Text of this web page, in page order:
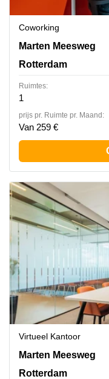
Coworking
Marten Meesweg 25-
Marten Meesweg
Rotterdam
Ruimtes:
1
prijs pr. Ruimte pr. Maand:
Van 259 €
Virtueel Kantoor
Marten Meesweg 25-
Marten Meesweg
Rotterdam